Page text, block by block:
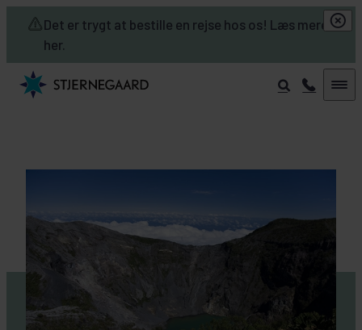
Det er trygt at bestille en rejse hos os! Læs mere
her.
Skip to main content